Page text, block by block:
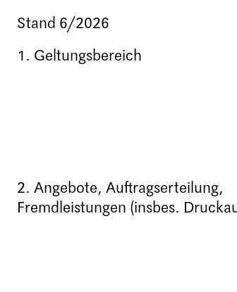
Stand 6/2026
1. Geltungsbereich
2. Angebote, Auftragserteilung,
Fremdleistungen (insbes.